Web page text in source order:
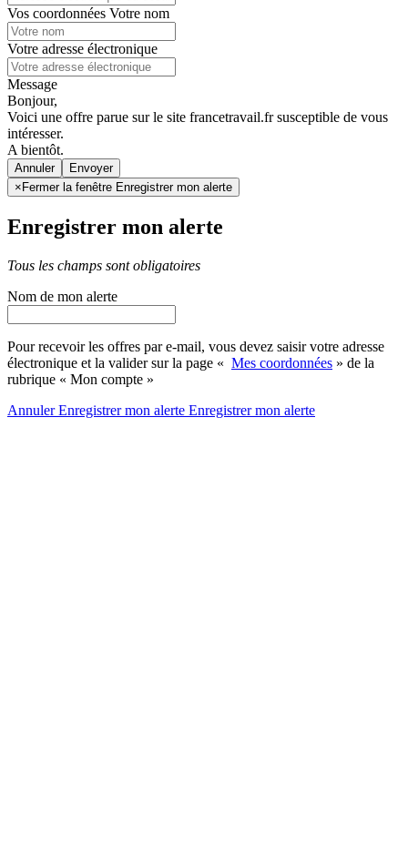
Vos coordonnées Votre nom
Votre adresse électronique
Message
Bonjour,
Voici une offre parue sur le site francetravail.fr susceptible de vous
intéresser.
A bientôt.
Annuler
× Fermer la fenêtre Enregistrer mon alerte
Enregistrer mon alerte
Tous les champs sont obligatoires
Nom de mon alerte
Pour recevoir les offres par e-mail, vous devez saisir votre adresse
électronique et la valider sur la page « Mes coordonnées » de la
rubrique « Mon compte »
AnnulerEnregistrer mon alerte Enregistrermon alerte